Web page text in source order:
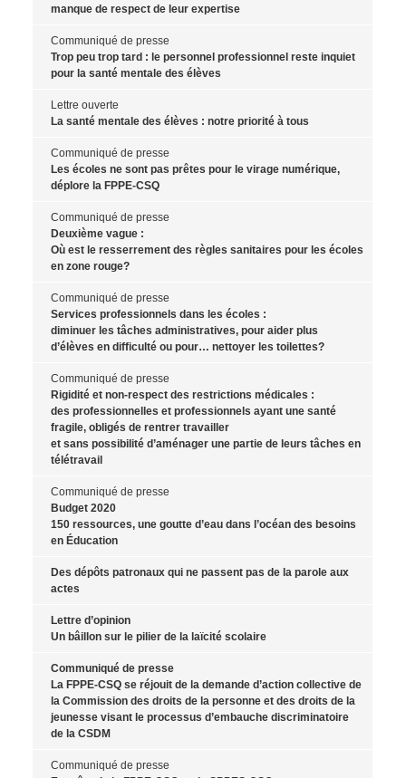
manque de respect de leur expertise
Communiqué de presse
Trop peu trop tard : le personnel professionnel reste inquiet
pour la santé mentale des élèves
Lettre ouverte
La santé mentale des élèves : notre priorité à tous
Communiqué de presse
Les écoles ne sont pas prêtes pour le virage numérique,
déplore la FPPE-CSQ
Communiqué de presse
Deuxième vague :
Où est le resserrement des règles sanitaires pour les écoles
en zone rouge?
Communiqué de presse
Services professionnels dans les écoles :
diminuer les tâches administratives, pour aider plus
d’élèves en difficulté ou pour… nettoyer les toilettes?
Communiqué de presse
Rigidité et non-respect des restrictions médicales :
des professionnelles et professionnels ayant une santé
fragile, obligés de rentrer travailler
et sans possibilité d’aménager une partie de leurs tâches en
télétravail
Communiqué de presse
Budget 2020
150 ressources, une goutte d’eau dans l’océan des besoins
en Éducation
Des dépôts patronaux qui ne passent pas de la parole aux
actes
Lettre d’opinion
Un bâillon sur le pilier de la laïcité scolaire
Communiqué de presse
La FPPE-CSQ se réjouit de la demande d’action collective de
la Commission des droits de la personne et des droits de la
jeunesse visant le processus d’embauche discriminatoire
de la CSDM
Communiqué de presse